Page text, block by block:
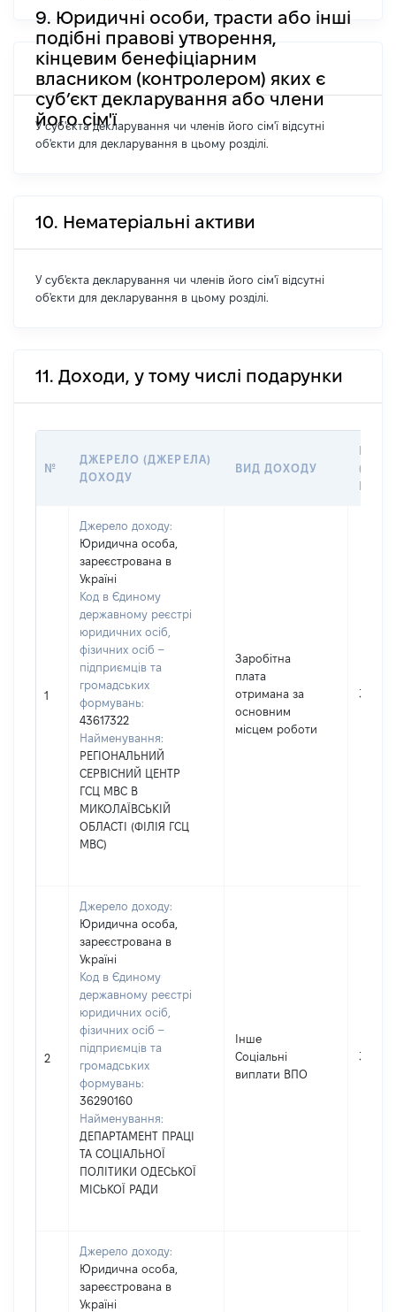
9. Юридичні особи, трасти або інші
подібні правові утворення,
кінцевим бенефіціарним
власником (контролером) яких є
суб’єкт декларування або члени
його сім'ї
У суб'єкта декларування чи членів його сім'ї відсутні
об'єкти для декларування в цьому розділі.
10. Нематеріальні активи
У суб'єкта декларування чи членів його сім'ї відсутні
об'єкти для декларування в цьому розділі.
11. Доходи, у тому числі подарунки
№
ДЖЕРЕЛО (ДЖЕРЕЛА)
ДОХОДУ
ВИД ДОХОДУ
1
Джерело доходу:
Юридична особа,
зареєстрована в
Україні
Код в Єдиному
державному реєстрі
юридичних осіб,
фізичних осіб –
підприємців та
громадських
формувань:
43617322
Найменування:
РЕГІОНАЛЬНИЙ
СЕРВІСНИЙ ЦЕНТР
ГСЦ МВС В
МИКОЛАЇВСЬКІЙ
ОБЛАСТІ (ФІЛІЯ ГСЦ
МВС)
Заробітна
плата
отримана за
основним
місцем роботи
2
Джерело доходу:
Юридична особа,
зареєстрована в
Україні
Код в Єдиному
державному реєстрі
юридичних осіб,
фізичних осіб –
підприємців та
громадських
формувань:
36290160
Найменування:
ДЕПАРТАМЕНТ ПРАЦІ
ТА СОЦІАЛЬНОЇ
ПОЛІТИКИ ОДЕСЬКОЇ
МІСЬКОЇ РАДИ
Інше
Соціальні
виплати ВПО
36000
Джерело доходу:
Юридична особа,
зареєстрована в
Україні